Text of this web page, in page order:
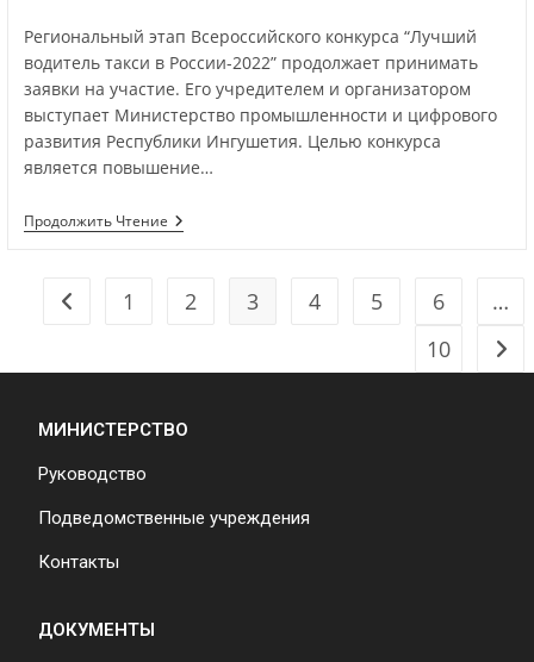
Региональный этап Всероссийского конкурса “Лучший
водитель такси в России-2022” продолжает принимать
заявки на участие. Его учредителем и организатором
выступает Министерство промышленности и цифрового
развития Республики Ингушетия. Целью конкурса
является повышение…
Продолжить Чтение
1 2 3 4 5 6
…
10
МИНИСТЕРСТВО
Руководство
Подведомственные учреждения
Контакты
ДОКУМЕНТЫ